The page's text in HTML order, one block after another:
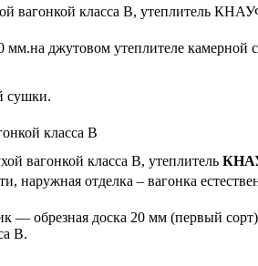
вагонкой класса В, утеплитель
джутовом утеплителе камерной
сушки.
класса В
вагонкой класса В, утеплитель
наружная отделка – вагонка
— обрезная доска 20 мм (первый
В.